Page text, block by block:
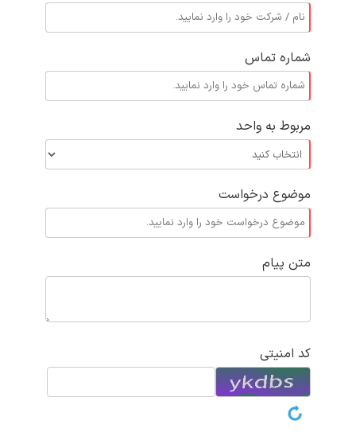
شماره تماس
مربوط به واحد
موضوع درخواست
متن پیام
کد امنیتی